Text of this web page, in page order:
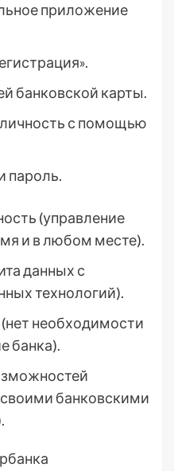
приложение
банковской карты.
с помощью
пароль.
(управление
и в любом месте).
данных с
технологий).
необходимости
банка).
банковскими